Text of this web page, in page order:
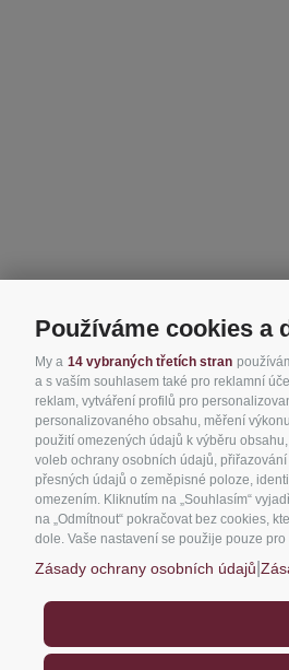
Používáme cookies a
My a 14 vybraných třetích stran
a s vaším souhlasem také pro reklamní
reklam, vytváření profilů pro
personalizovaného obsahu, měření
použití omezených údajů k výběru
voleb ochrany osobních údajů,
přesných údajů o zeměpisné poloze,
omezením. Kliknutím na „Souhlasím“
na „Odmítnout“ pokračovat bez cookies,
dole. Vaše nastavení se použije pouze
Zásady ochrany osobních údajů